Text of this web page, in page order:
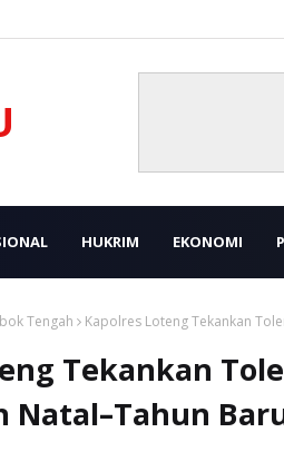
HUKRIM EKONOMI
Tengah Kapolres Loteng Tekankan
Tekankan
Natal–Tahun